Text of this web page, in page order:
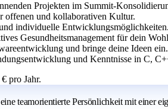
Projekten im Summit-
offenen und kollaborativen Kultur.
individuelle Entwicklungsmöglichkeiten.
Gesundheitsmanagement für dein
und bringe deine Ideen ein.
und Kenntnisse in C,
pro Jahr.
teamorientierte Persönlichkeit mit einer